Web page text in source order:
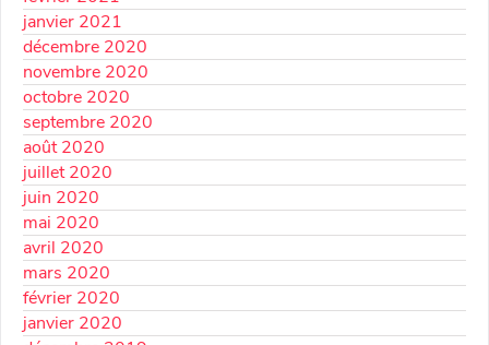
janvier 2021
décembre 2020
novembre 2020
octobre 2020
septembre 2020
août 2020
juillet 2020
juin 2020
mai 2020
avril 2020
mars 2020
février 2020
janvier 2020